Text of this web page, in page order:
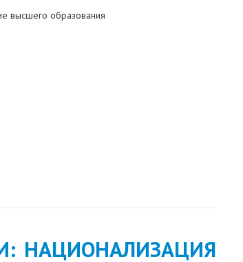
высшего образования
НАЦИОНАЛИЗАЦИЯ